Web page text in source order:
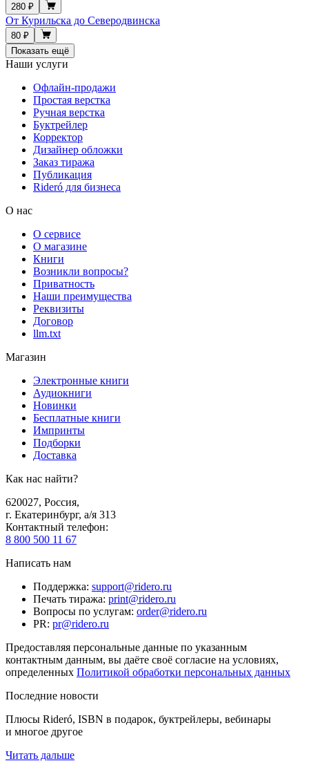
280 ₽
От Курильска до Северодвинска
80 ₽
Показать ещё
Наши услуги
Офлайн-продажи
Простая верстка
Ручная верстка
Буктрейлер
Корректор
Дизайнер обложки
Заказ тиража
Публикация
Rideró для бизнеса
О нас
О сервисе
О магазине
Книги
Возникли вопросы?
Приватность
Наши преимущества
Реквизиты
Договор
llm.txt
Магазин
Электронные книги
Аудиокниги
Новинки
Бесплатные книги
Импринты
Подборки
Доставка
Как нас найти?
620027, Россия,
г. Екатеринбург, а/я 313
Контактный телефон:
8 800 500 11 67
Написать нам
Поддержка: support@ridero.ru
Печать тиража: print@ridero.ru
Вопросы по услугам: order@ridero.ru
PR: pr@ridero.ru
Предоставляя персональные данные по указанным
контактным данным, вы даёте своё согласие на условиях,
определенных Политикой обработки персональных данных
Последние новости
Плюсы Rideró, ISBN в подарок, буктрейлеры, вебинары
и многое другое
Читать дальше